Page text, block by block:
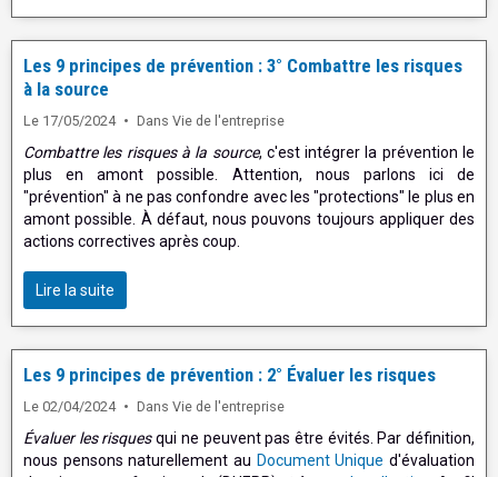
Les 9 principes de prévention : 3° Combattre les risques
à la source
Le 17/05/2024 Dans Vie de l'entreprise
Combattre les risques à la source, c'est intégrer la prévention le
plus en amont possible. Attention, nous parlons ici de
"prévention" à ne pas confondre avec les "protections" le plus en
amont possible. À défaut, nous pouvons toujours appliquer des
actions correctives après coup.
Lire la suite
Les 9 principes de prévention : 2° Évaluer les risques
Le 02/04/2024 Dans Vie de l'entreprise
Évaluer les risquesqui ne peuvent pas être évités. Par définition,
nous pensons naturellement au Document Unique d'évaluation